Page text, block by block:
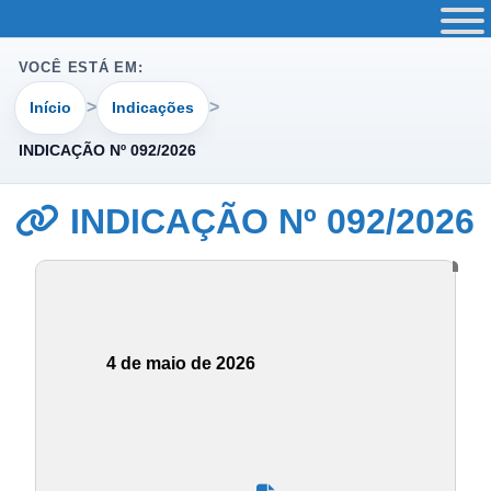
VOCÊ ESTÁ EM:
Início Indicações
INDICAÇÃO Nº 092/2026
INDICAÇÃO Nº 092/2026
4 de maio de 2026